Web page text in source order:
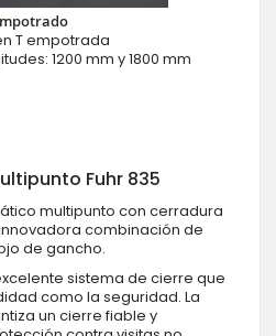
T empotrada
1200 mm y 1800 mm
Fuhr 835
multipunto con cerradura
combinación de
de gancho.
sistema de cierre que
como la seguridad. La
un cierre fiable y